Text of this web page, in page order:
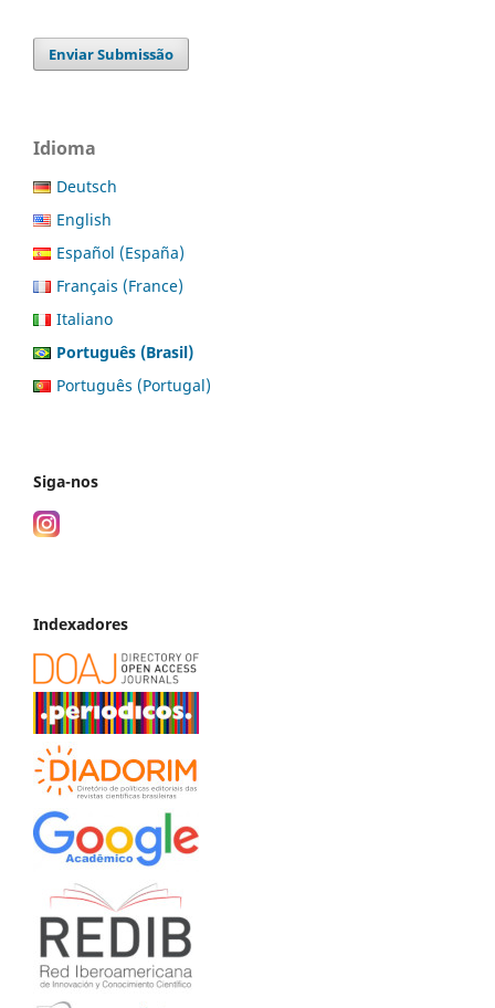
Enviar Submissão
Idioma
Deutsch
English
Español (España)
Français (France)
Italiano
Português (Brasil)
Português (Portugal)
Siga-nos
Indexadores